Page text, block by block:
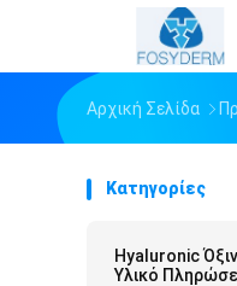
Αρχική Σελίδα
Κατηγορίες
Hyaluronic
Υλικό